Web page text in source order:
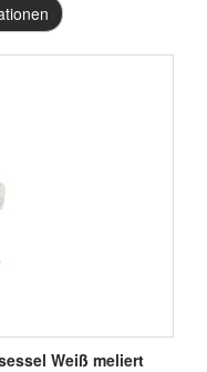
Weiß meliert